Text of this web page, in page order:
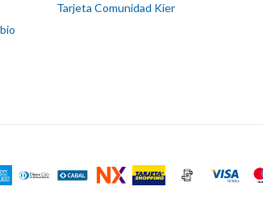
Tarjeta Comunidad Kier